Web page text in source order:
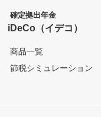
確定拠出年金
iDeCo（イデコ）
商品一覧
節税シミュレーション